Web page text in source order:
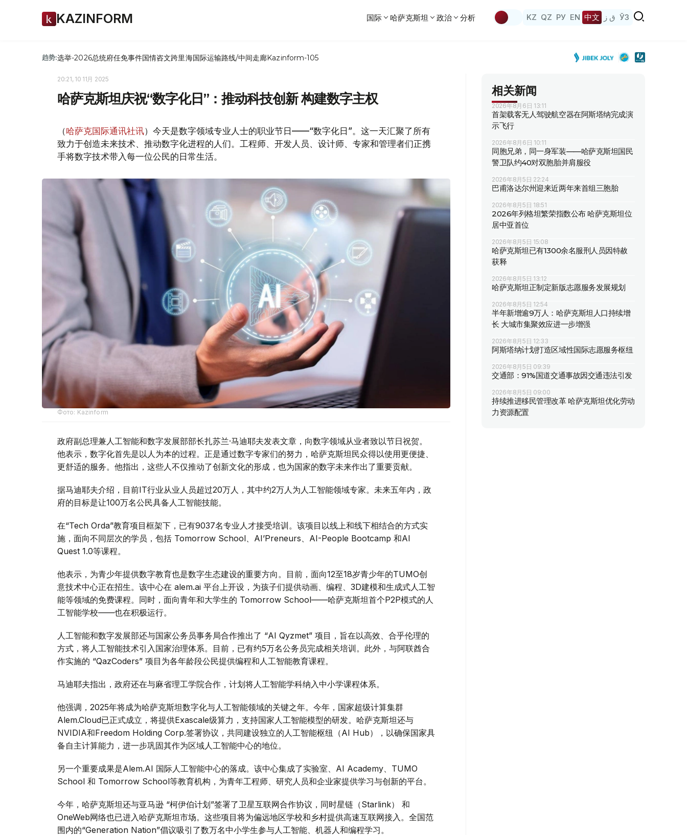
KAZINFORM 国际 哈萨克斯坦 政治 分析 KZ QZ РУ EN 中文 ق ز ЎЗ
趋势:选举-2026总统府任免事件国情咨文跨里海国际运输路线/中间走廊Kazinform-105
20:21, 10 11月 2025
哈萨克斯坦庆祝“数字化日”：推动科技创新 构建数字主权
（哈萨克国际通讯社讯）今天是数字领域专业人士的职业节日——“数字化日”。这一天汇聚了所有
致力于创造未来技术、推动数字化进程的人们。工程师、开发人员、设计师、专家和管理者们正携
手将数字技术带入每一位公民的日常生活。
Фото: Kazinform
政府副总理兼人工智能和数字发展部部长扎苏兰·马迪耶夫发表文章，向数字领域从业者致以节日祝贺。
他表示，数字化首先是以人为本的过程。正是通过数字专家们的努力，哈萨克斯坦民众得以使用更便捷、
更舒适的服务。他指出，这些人不仅推动了创新文化的形成，也为国家的数字未来作出了重要贡献。
据马迪耶夫介绍，目前IT行业从业人员超过20万人，其中约2万人为人工智能领域专家。未来五年内，政
府的目标是让100万名公民具备人工智能技能。
在“Tech Orda”教育项目框架下，已有9037名专业人才接受培训。该项目以线上和线下相结合的方式实
施，面向不同层次的学员，包括 Tomorrow School、AI’Preneurs、AI-People Bootcamp 和AI
Quest 1.0等课程。
他表示，为青少年提供数字教育也是数字生态建设的重要方向。目前，面向12至18岁青少年的TUMO创
意技术中心正在招生。该中心在 alem.ai 平台上开设，为孩子们提供动画、编程、3D建模和生成式人工智
能等领域的免费课程。同时，面向青年和大学生的 Tomorrow School——哈萨克斯坦首个P2P模式的人
工智能学校——也在积极运行。
人工智能和数字发展部还与国家公务员事务局合作推出了 “AI Qyzmet” 项目，旨在以高效、合乎伦理的
方式，将人工智能技术引入国家治理体系。目前，已有约5万名公务员完成相关培训。此外，与阿联酋合
作实施的 “QazCoders” 项目为各年龄段公民提供编程和人工智能教育课程。
马迪耶夫指出，政府还在与麻省理工学院合作，计划将人工智能学科纳入中小学课程体系。
他强调，2025年将成为哈萨克斯坦数字化与人工智能领域的关键之年。今年，国家超级计算集群
Alem.Cloud已正式成立，将提供Exascale级算力，支持国家人工智能模型的研发。哈萨克斯坦还与
NVIDIA和Freedom Holding Corp.签署协议，共同建设独立的人工智能枢纽（AI Hub），以确保国家具
备自主计算能力，进一步巩固其作为区域人工智能中心的地位。
另一个重要成果是Alem.AI 国际人工智能中心的落成。该中心集成了实验室、AI Academy、TUMO
School 和 Tomorrow School等教育机构，为青年工程师、研究人员和企业家提供学习与创新的平台。
今年，哈萨克斯坦还与亚马逊 “柯伊伯计划”签署了卫星互联网合作协议，同时星链（Starlink） 和
OneWeb网络也已进入哈萨克斯坦市场。这些项目将为偏远地区学校和乡村提供高速互联网接入。全国范
围内的“Generation Nation”倡议吸引了数万名中小学生参与人工智能、机器人和编程学习。
相关新闻
2026年8月6日 13:11
首架载客无人驾驶航空器在阿斯塔纳完成演
示飞行
2026年8月6日 10:11
同胞兄弟，同一身军装——哈萨克斯坦国民
警卫队约40对双胞胎并肩服役
2026年8月5日 22:24
巴甫洛达尔州迎来近两年来首组三胞胎
2026年8月5日 18:51
2026年列格坦繁荣指数公布 哈萨克斯坦位
居中亚首位
2026年8月5日 15:08
哈萨克斯坦已有1300余名服刑人员因特赦
获释
2026年8月5日 13:12
哈萨克斯坦正制定新版志愿服务发展规划
2026年8月5日 12:54
半年新增逾9万人：哈萨克斯坦人口持续增
长 大城市集聚效应进一步增强
2026年8月5日 12:33
阿斯塔纳计划打造区域性国际志愿服务枢纽
2026年8月5日 09:39
交通部：91%国道交通事故因交通违法引发
2026年8月5日 09:00
持续推进移民管理改革 哈萨克斯坦优化劳动
力资源配置